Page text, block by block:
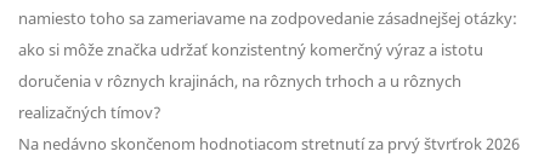
namiesto toho sa zameriavame na zodpovedanie zásadnejšej otázky:
ako si môže značka udržať konzistentný komerčný výraz a istotu
doručenia v rôznych krajinách, na rôznych trhoch a u rôznych
realizačných tímov?
Na nedávno skončenom hodnotiacom stretnutí za prvý štvrťrok 2026